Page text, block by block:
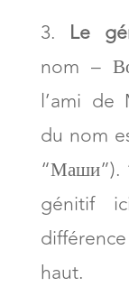
Le
nom –
l’ami de
du nom
“Маши”).
génitif
haut.